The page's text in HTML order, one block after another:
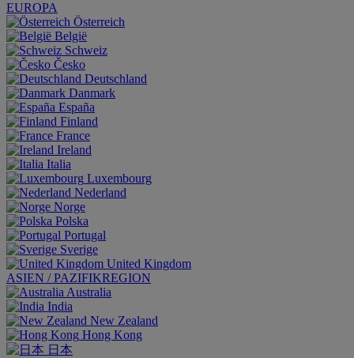
EUROPA
Österreich
België
Schweiz
Česko
Deutschland
Danmark
España
Finland
France
Ireland
Italia
Luxembourg
Nederland
Norge
Polska
Portugal
Sverige
United Kingdom
ASIEN / PAZIFIKREGION
Australia
India
New Zealand
Hong Kong
日本